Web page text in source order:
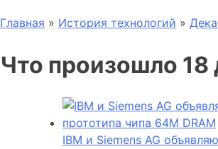
Главная » История технологий »
Что произошло 18
IBM и Siemens AG